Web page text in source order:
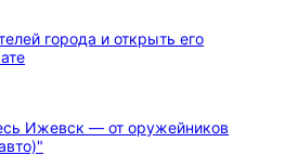
города и открыть его